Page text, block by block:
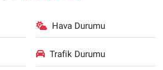
Hava Durumu
Trafik Durumu